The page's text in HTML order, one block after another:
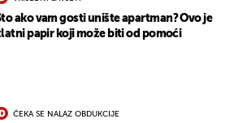
ako vam gosti unište apartman? Ovo je
papir koji može biti od pomoći
ČEKA SE NALAZ OBDUKCIJE